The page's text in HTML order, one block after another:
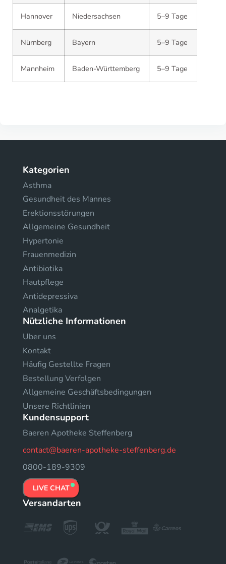
Hannover Niedersachsen 5–9 Tage
Nürnberg Bayern 5–9 Tage
Mannheim Baden-Württemberg 5–9 Tage
Kategorien
Asthma
Gesundheit des Mannes
Erektionsstörungen
Allgemeine Gesundheit
Hypertonie
Frauenmedizin
Antibiotika
Hautpflege
Antidepressiva
Analgetika
Nützliche Informationen
Uber uns
Kontakt
Häufig Gestellte Fragen
Bestellung Verfolgen
Allgemeine Geschäftsbedingungen
Unsere Richtlinien
Kundensupport
Baeren Apotheke Steffenberg
contact@baeren-apotheke-steffenberg.de
0800-189-9309
LIVE CHAT
Versandarten